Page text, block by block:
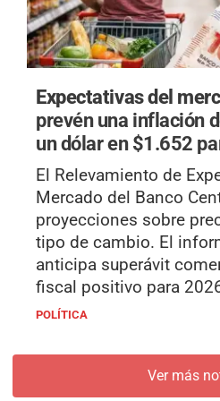
Expectativas del
prevén una inflación
un dólar en $1.652
El Relevamiento de
Mercado del Banco
proyecciones sobre
tipo de cambio. El
anticipa superávit
fiscal positivo para
POLÍTICA
Ver más